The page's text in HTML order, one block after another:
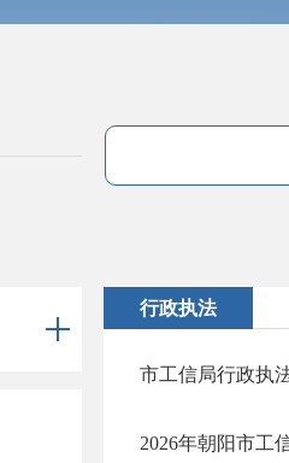
行政执法
市工信局行政执
2026年朝阳市工